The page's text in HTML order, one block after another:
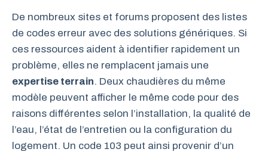
De nombreux sites et forums proposent des listes
de codes erreur avec des solutions génériques. Si
ces ressources aident à identifier rapidement un
problème, elles ne remplacent jamais une
expertise terrain. Deux chaudières du même
modèle peuvent afficher le même code pour des
raisons différentes selon l’installation, la qualité de
l’eau, l’état de l’entretien ou la configuration du
logement. Un code 103 peut ainsi provenir d’un